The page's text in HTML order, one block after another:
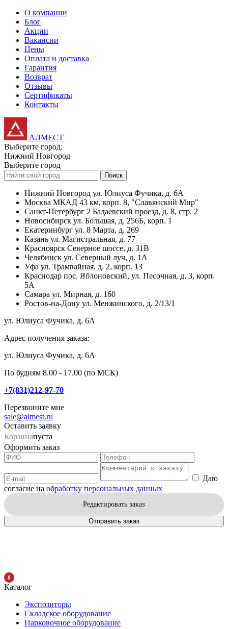
О компании
Блог
Акции
Вакансии
Цены
Оплата и доставка
Гарантия
Возврат
Отзывы
Сертификаты
Контакты
АЛМЕСТ
Выберите город:
Нижний Новгород
Выберите город
Поиск
Нижний Новгород ул. Юлиуса Фучика, д. 6А
Москва МКАД 43 км, корп. 8, "Славянский Мир"
Санкт-Петербург 2 Бадаевский проезд, д. 8, стр. 2
Новосибирск ул. Большая, д. 256Б, корп. 1
Екатеринбург ул. 8 Марта, д. 269
Казань ул. Магистральная, д. 77
Красноярск Северное шоссе, д. 31В
Челябинск ул. Северный луч, д. 1А
Уфа ул. Трамвайная, д. 2, корп. 13
Краснодар пос. Яблоновский, ул. Песочная, д. 3, корп.
5А
Самара ул. Мирная, д. 160
Ростов-на-Дону ул. Менжинского, д. 2/13/1
ул. Юлиуса Фучика, д. 6А
Адрес получения заказа:
ул. Юлиуса Фучика, д. 6А
По будням 8.00 - 17.00 (по МСК)
+7(831)212-97-70
Перезвоните мне
sale@almest.ru
Оставить заявку
Корзинапуста
Оформить заказ
Даю
согласие на обработку персональных данных
Редактировать заказ
Отправить заказ
0
Каталог
Экспозиторы
Складское оборудование
Парковочное оборудование